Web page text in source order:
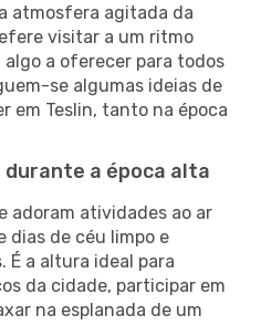
atmosfera agitada da
visitar a um ritmo
algo a oferecer para todos
se algumas ideias de
em Teslin, tanto na época
durante a época alta
adoram atividades ao ar
dias de céu limpo e
É a altura ideal para
da cidade, participar em
na esplanada de um